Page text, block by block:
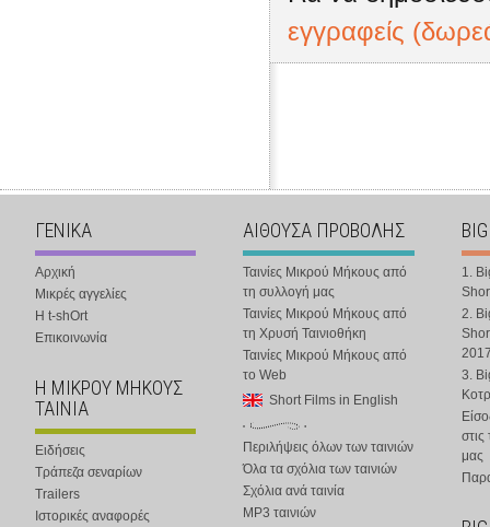
εγγραφείς
ΓΕΝΙΚΑ
Αρχική
Μικρές αγγελίες
Η t-shOrt
Επικοινωνία
Η ΜΙΚΡΟΥ ΜΗΚΟΥΣ
ΤΑΙΝΙΑ
Ειδήσεις
Τράπεζα σεναρίων
Trailers
Ιστορικές αναφορές
ΑΙΘΟΥΣΑ ΠΡΟΒΟΛΗΣ
Ταινίες Μικρού Μήκους από
τη συλλογή μας
Ταινίες Μικρού Μήκους από
τη Χρυσή Ταινιοθήκη
Ταινίες Μικρού Μήκους από
το Web
Short Films in English
Περιλήψεις όλων των ταινιών
Όλα τα σχόλια των ταινιών
Σχόλια ανά ταινία
MP3 ταινιών
1.
2.
3.
στις
μας